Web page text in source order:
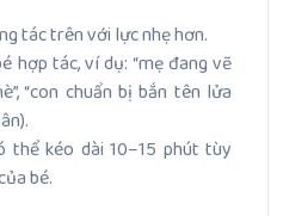
tác trên với lực nhẹ hơn.
hợp tác, ví dụ: “mẹ đang vẽ
“con chuẩn bị bắn tên lửa
thể kéo dài 10–15 phút tùy
bé.